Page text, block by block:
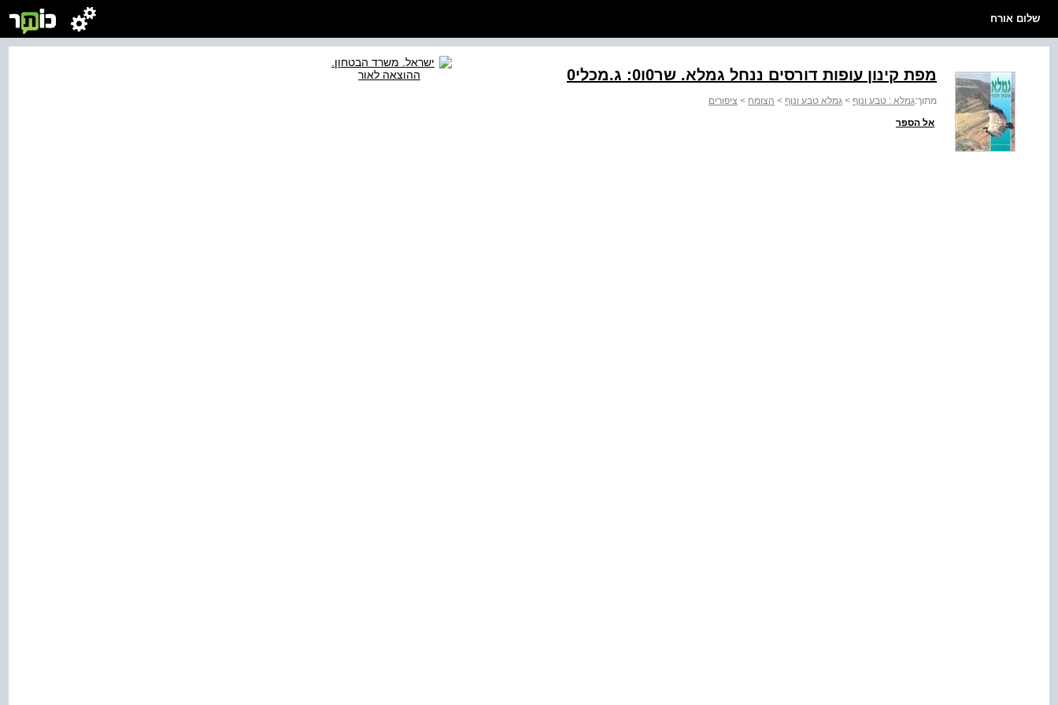
שלום אורח
מפת קינון עופות דורסים ננחל גמלא. שר0ו‭:0‬ ג.מכלי0
מתוך:גמלא : טבע ונוף > גמלא טבע ונוף > הצומח > ציפורים
אל הספר